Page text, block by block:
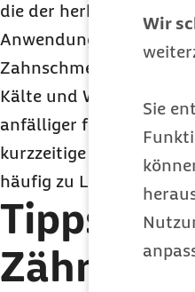
Wir
Sie
die der herkömmlichen
Anwendung nicht nur
Zahnschmelzes ab.
Kälte und Wärme
anfälliger für neue
kurzzeitige
häufig zu Lasten der
Tipps für
Zähne